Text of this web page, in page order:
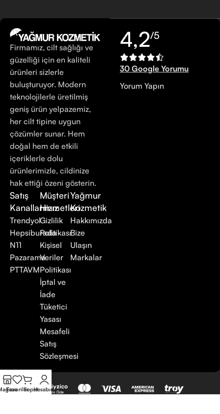
Firmamız, cilt sağlığı ve
güzelliği için en kaliteli
ürünleri sizlerle
buluşturuyor. Modern
teknolojilerle üretilmiş
geniş ürün yelpazemiz,
her cilt tipine uygun
çözümler sunar. Hem
doğal hem de etkili
içeriklerle dolu
ürünlerimizle, cildinize
hak ettiği özeni gösterin.
Satış
Kanallarımız
Trendyol
Hepsiburada
N11
Pazarama
PTTAVM
Müşteri
Hizmetleri
Gizlilik
Politikası
Kişisel
Veriler
Politikası
İptal ve
İade
Tüketici
Yasası
Mesafeli
Satış
Sözleşmesi
Yağmur
Kozmetik
Hakkımızda
Bize
Ulaşın
Markalar
4,2/5
30 Google Yorumu
Yorum Yapın
FavorilerSepetHesabım